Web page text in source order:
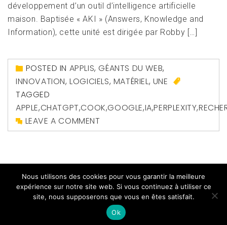
développement d’un outil d’intelligence artificielle
maison. Baptisée « AKI » (Answers, Knowledge and
Information), cette unité est dirigée par Robby […]
POSTED IN APPLIS,GÉANTS DU WEB,
INNOVATION,LOGICIELS, MATÉRIEL, UNE
TAGGED
APPLE,CHATGPT,COOK,GOOGLE,IA,PERPLEXITY,
LEAVE A COMMENT
Copyright All right reserved| Theme: Magazine Prime
Themeinwp
Nous utilisons des cookies pour vous garantir la meilleure
expérience sur notre site web. Si vous continuez à utiliser ce
site, nous supposerons que vous en êtes satisfait.
Ok